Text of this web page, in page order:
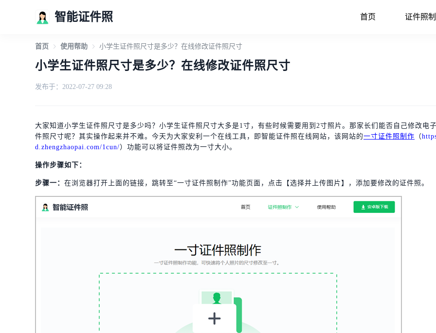
智能证件照 首页 证件照
首页 使用帮助 小学生证件照尺寸是多少？在线修改证件照尺寸
小学生证件照尺寸是多少？在线修改证件照尺寸
发布于：2022-07-27 09:28
大家知道小学生证件照尺寸是多少吗？小学生证件照尺寸大多是1寸，有些时候需要用到2寸照片。那家长们能否自己修改电
件照尺寸呢？其实操作起来并不难。今天为大家安利一个在线工具，即智能证件照在线网站，该网站的一寸证件照制作 （
d.zhengzhaopai.com/1cun/）功能可以将证件照改为一寸大小。
操作步骤如下：
步骤一： 在浏览器打开上面的链接，跳转至“一寸证件照制作”功能页面，点击【选择并上传图片】，添加要修改的证件照。